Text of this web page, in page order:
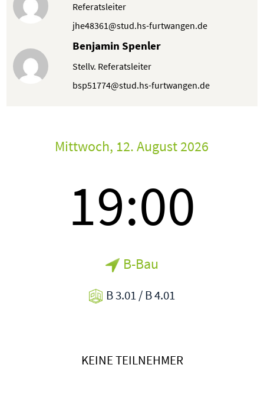
Referatsleiter
jhe48361@stud.hs-furtwangen.de
Benjamin Spenler
Stellv. Referatsleiter
bsp51774@stud.hs-furtwangen.de
Mittwoch, 12. August 2026
19:00
B-Bau
B 3.01 / B 4.01
KEINE TEILNEHMER